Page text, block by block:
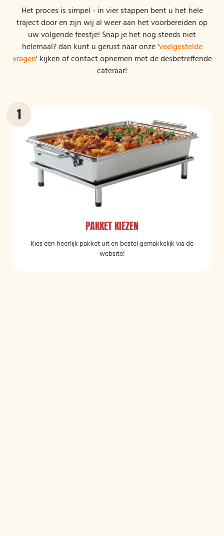
Het proces is simpel - in vier stappen bent u het hele
traject door en zijn wij al weer aan het voorbereiden op
uw volgende feestje! Snap je het nog steeds niet
helemaal? dan kunt u gerust naar onze 'veelgestelde
vragen' kijken of contact opnemen met de desbetreffende
cateraar!
PAKKET KIEZEN
Kies een heerlijk pakket uit en bestel gemakkelijk via de
website!